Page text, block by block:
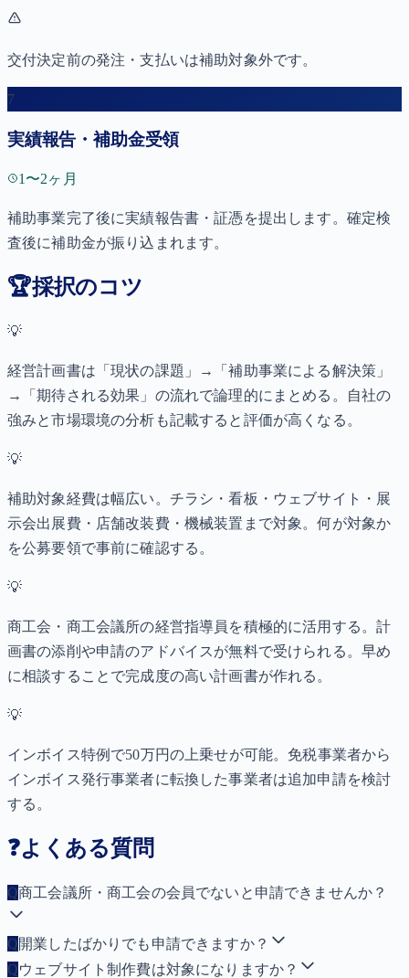
交付決定前の発注・支払いは補助対象外です。
7
実績報告・補助金受領
1〜2ヶ月
補助事業完了後に実績報告書・証憑を提出します。確定検
査後に補助金が振り込まれます。
🏆採択のコツ
💡
経営計画書は「現状の課題」→「補助事業による解決策」
→「期待される効果」の流れで論理的にまとめる。自社の
強みと市場環境の分析も記載すると評価が高くなる。
💡
補助対象経費は幅広い。チラシ・看板・ウェブサイト・展
示会出展費・店舗改装費・機械装置まで対象。何が対象か
を公募要領で事前に確認する。
💡
商工会・商工会議所の経営指導員を積極的に活用する。計
画書の添削や申請のアドバイスが無料で受けられる。早め
に相談することで完成度の高い計画書が作れる。
💡
インボイス特例で50万円の上乗せが可能。免税事業者から
インボイス発行事業者に転換した事業者は追加申請を検討
する。
❓よくある質問
Q商工会議所・商工会の会員でないと申請できませんか？
Q開業したばかりでも申請できますか？
Qウェブサイト制作費は対象になりますか？